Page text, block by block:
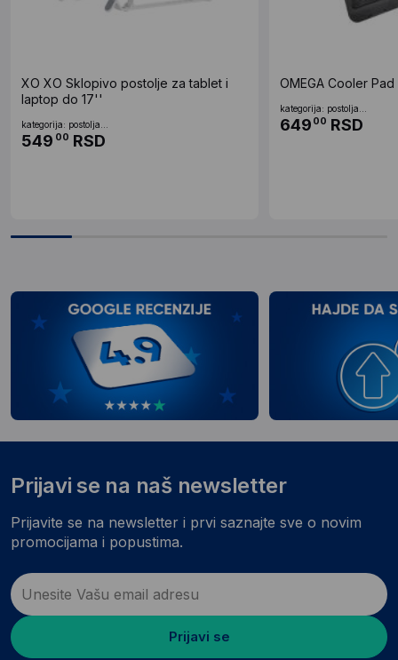
XO XO Sklopivo postolje za tablet i
laptop do 17''
kategorija: postolja...
549 00 RSD
OMEGA Cooler Pad
kategorija: postolja...
649 00 RSD
Prijavi se na naš newsletter
Prijavite se na newsletter i prvi saznajte sve o novim
promocijama i popustima.
Prijavi se